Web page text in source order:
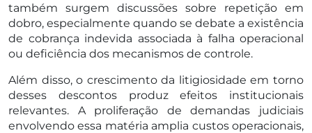
também surgem discussões sobre repetição em
dobro, especialmente quando se debate a existência
de cobrança indevida associada à falha operacional
ou deficiência dos mecanismos de controle.
Além disso, o crescimento da litigiosidade em torno
desses descontos produz efeitos institucionais
relevantes. A proliferação de demandas judiciais
envolvendo essa matéria amplia custos operacionais,